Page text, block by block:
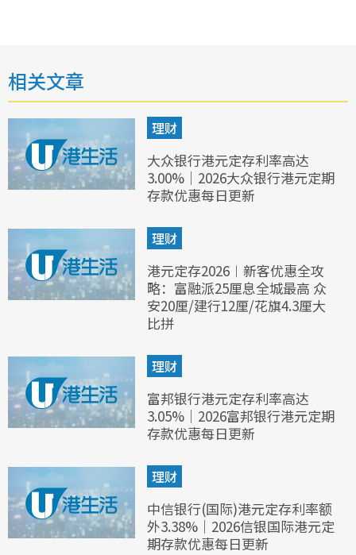
相关文章
理财
大众银行港元定存利率高达
3.00%｜2026大众银行港元定期
存款优惠每日更新
理财
港元定存2026︱新客优惠全攻
略：富融派25厘息全城最高 众
安20厘/建行12厘/花旗4.3厘大
比拼
理财
富邦银行港元定存利率高达
3.05%｜2026富邦银行港元定期
存款优惠每日更新
理财
中信银行(国际)港元定存利率额
外3.38%｜2026信银国际港元定
期存款优惠每日更新